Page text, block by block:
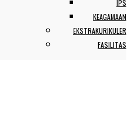
IPS
KEAGAMAAN
EKSTRAKURIKULER
FASILITAS